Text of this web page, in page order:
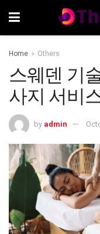
Home Others
스웨덴 기
사지 서비
by admin